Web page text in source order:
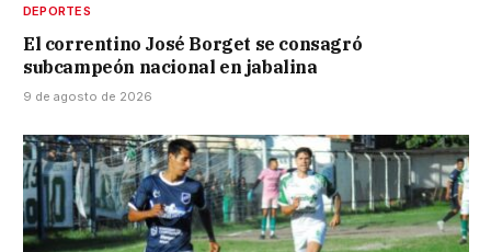
DEPORTES
El correntino José Borget se consagró
subcampeón nacional en jabalina
9 de agosto de 2026